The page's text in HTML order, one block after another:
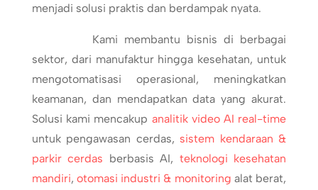
menjadi solusi praktis dan berdampak nyata.
Kami membantu bisnis di berbagai
sektor, dari manufaktur hingga kesehatan, untuk
mengotomatisasi operasional, meningkatkan
keamanan, dan mendapatkan data yang akurat.
Solusi kami mencakup analitik video AI real-time
untuk pengawasan cerdas, sistem kendaraan &
parkir cerdas berbasis AI, teknologi kesehatan
mandiri,otomasi industri & monitoring alat berat,